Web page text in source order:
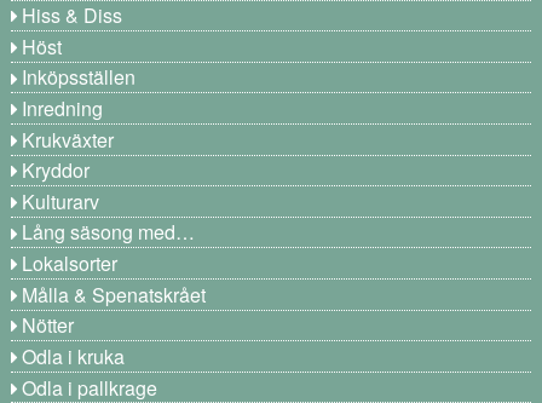
Hiss & Diss
Höst
Inköpsställen
Inredning
Krukväxter
Kryddor
Kulturarv
Lång säsong med…
Lokalsorter
Målla & Spenatskrået
Nötter
Odla i kruka
Odla i pallkrage